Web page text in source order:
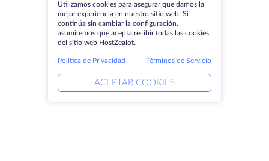
Utilizamos cookies para asegurar que damos la
mejor experiencia en nuestro sitio web. Si
continúa sin cambiar la configuración,
asumiremos que acepta recibir todas las cookies
del sitio web HostZealot.
Política de Privacidad Términos de Servicio
ACEPTAR COOKIES